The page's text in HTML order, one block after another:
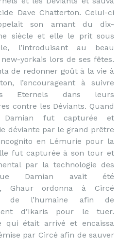
Dave Chatterton. Celui-ci
son amant du dix-
siècle et elle le prit sous
l’introduisant au beau
yorkais lors de ses fêtes.
de redonner goût à la vie à
l’encourageant à suivre
Eternels dans leurs
contre les Déviants. Quand
Damian fut capturée et
déviante par le grand prêtre
en Lémurie pour la
fut capturée à son tour et
par la technologie des
Damian avait été
Ghaur ordonna à Circé
de l’humaine afin de
d’Ikaris pour le tuer.
qui était arrivé et encaissa
par Circé afin de sauver